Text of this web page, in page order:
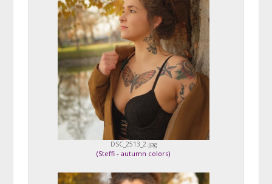
DSC_2513_2.jpg
(Steffi - autumn colors)